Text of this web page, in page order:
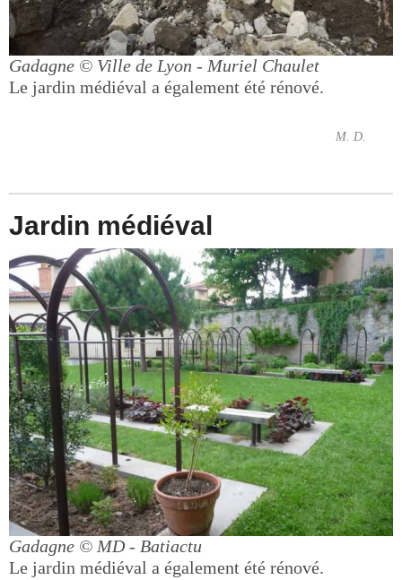
Gadagne © Ville de Lyon - Muriel Chaulet
Le jardin médiéval a également été rénové.
M. D.
Jardin médiéval
Gadagne © MD - Batiactu
Le jardin médiéval a également été rénové.